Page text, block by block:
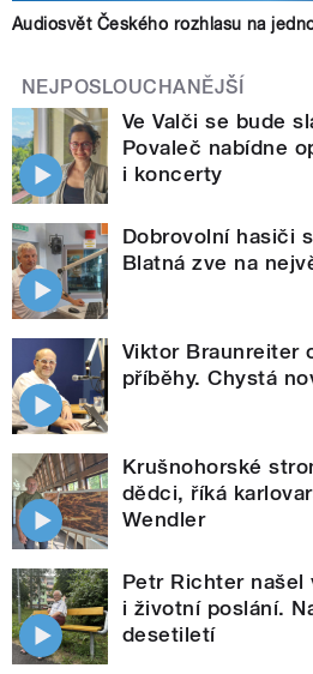
Audiosvět Českého rozhlasu na
NEJPOSLOUCHANĚJŠÍ
Ve Valči se bude
Povaleč nabídne
i koncerty
Dobrovolní hasiči
Blatná zve na
Viktor Braunreiter
příběhy. Chystá
Krušnohorské
dědci, říká
Wendler
Petr Richter našel
i životní poslání.
desetiletí